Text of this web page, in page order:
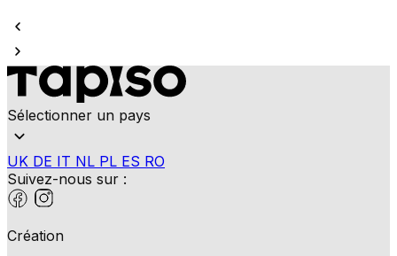
Sélectionner un pays
UK DE IT NL PL ES RO
Suivez-nous sur :
Création